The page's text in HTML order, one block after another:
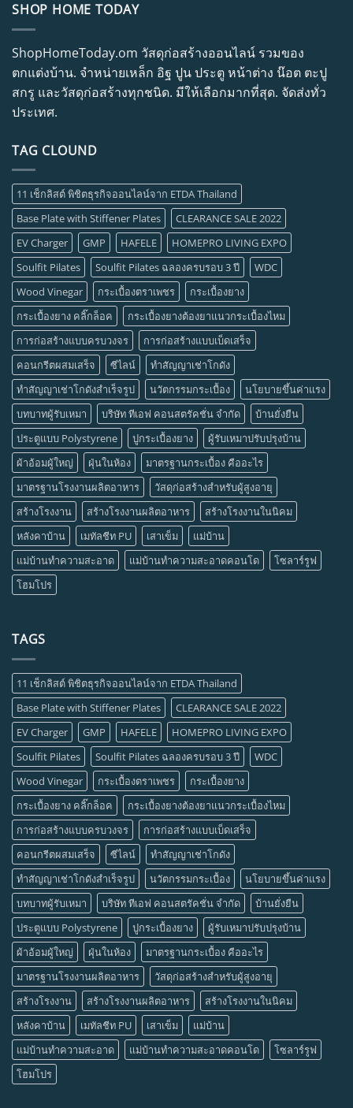
SHOP HOME TODAY
ShopHomeToday.om วัสดุก่อสร้างออนไลน์ รวมของ
ตกแต่งบ้าน. จำหน่ายเหล็ก อิฐ ปูน ประตู หน้าต่าง น๊อต ตะปู
สกรู และวัสดุก่อสร้างทุกชนิด. มีให้เลือกมากที่สุด. จัดส่งทั่ว
ประเทศ.
TAG CLOUND
11 เช็กลิสต์ พิชิตธุรกิจออนไลน์จาก ETDA Thailand
Base Plate with Stiffener Plates
CLEARANCE SALE 2022
EV Charger
GMP HAFELE
HOMEPRO LIVING EXPO
Soulfit Pilates
Soulfit Pilates ฉลองครบรอบ 3 ปี
WDC
Wood Vinegar
กระเบื้องตราเพชร
กระเบื้องยาง
กระเบื้องยาง คลิ๊กล็อค
กระเบื้องยางต้องยาแนวกระเบื้องไหม
การก่อสร้างแบบครบวงจร
การก่อสร้างแบบเบ็ดเสร็จ
คอนกรีตผสมเสร็จ
ซีไลน์
ทำสัญญาเช่าโกดัง
ทำสัญญาเช่าโกดังสำเร็จรูป
นวัตกรรมกระเบื้อง
นโยบายขึ้นค่าแรง
บทบาทผู้รับเหมา
บริษัท ทีเอฟ คอนสตรัคชั่น จำกัด
บ้านยั่งยืน
ประตูแบบ Polystyrene
ปูกระเบื้องยาง
ผู้รับเหมาปรับปรุงบ้าน
ผ้าอ้อมผู้ใหญ่
ฝุ่นในห้อง
มาตรฐานกระเบื้อง คืออะไร
มาตรฐานโรงงานผลิตอาหาร
วัสดุก่อสร้างสำหรับผู้สูงอายุ
สร้างโรงงาน
สร้างโรงงานผลิตอาหาร
สร้างโรงงานในนิคม
หลังคาบ้าน
เมทัลชีท PU เสาเข็ม
แม่บ้าน
แม่บ้านทำความสะอาด
แม่บ้านทำความสะอาดคอนโด
โซลาร์รูฟ
โฮมโปร
TAGS
11 เช็กลิสต์ พิชิตธุรกิจออนไลน์จาก ETDA Thailand
Base Plate with Stiffener Plates
CLEARANCE SALE 2022
EV Charger
GMP HAFELE
HOMEPRO LIVING EXPO
Soulfit Pilates
Soulfit Pilates ฉลองครบรอบ 3 ปี
WDC
Wood Vinegar
กระเบื้องตราเพชร
กระเบื้องยาง
กระเบื้องยาง คลิ๊กล็อค
กระเบื้องยางต้องยาแนวกระเบื้องไหม
การก่อสร้างแบบครบวงจร
การก่อสร้างแบบเบ็ดเสร็จ
คอนกรีตผสมเสร็จ
ซีไลน์
ทำสัญญาเช่าโกดัง
ทำสัญญาเช่าโกดังสำเร็จรูป
นวัตกรรมกระเบื้อง
นโยบายขึ้นค่าแรง
บทบาทผู้รับเหมา
บริษัท ทีเอฟ คอนสตรัคชั่น จำกัด
บ้านยั่งยืน
ประตูแบบ Polystyrene
ปูกระเบื้องยาง
ผู้รับเหมาปรับปรุงบ้าน
ผ้าอ้อมผู้ใหญ่
ฝุ่นในห้อง
มาตรฐานกระเบื้อง คืออะไร
มาตรฐานโรงงานผลิตอาหาร
วัสดุก่อสร้างสำหรับผู้สูงอายุ
สร้างโรงงาน
สร้างโรงงานผลิตอาหาร
สร้างโรงงานในนิคม
หลังคาบ้าน
เมทัลชีท PU เสาเข็ม
แม่บ้าน
แม่บ้านทำความสะอาด
แม่บ้านทำความสะอาดคอนโด
โซลาร์รูฟ
โฮมโปร